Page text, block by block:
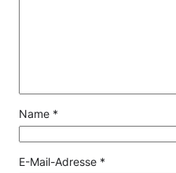
Name *
E-Mail-Adresse *